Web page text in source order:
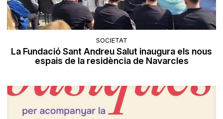
SOCIETAT
La Fundació Sant Andreu Salut inaugura els nous
espais de la residència de Navarcles